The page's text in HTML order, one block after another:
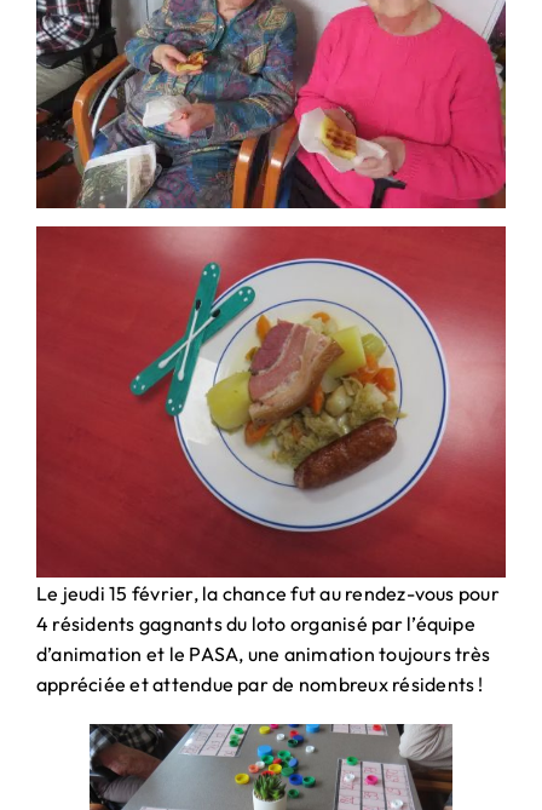
Le jeudi 15 février, la chance fut au rendez-vous pour
4 résidents gagnants du loto organisé par l’équipe
d’animation et le PASA, une animation toujours très
appréciée et attendue par de nombreux résidents !